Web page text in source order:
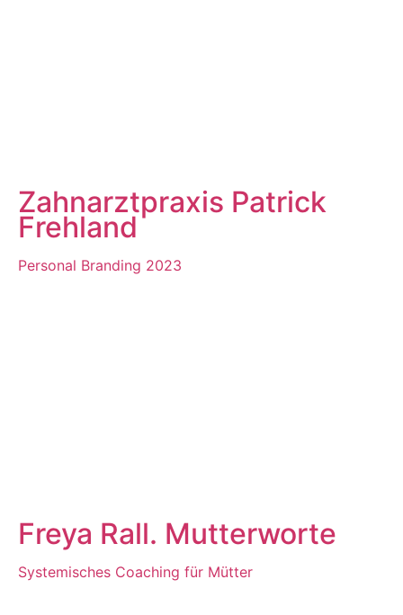
Zahnarztpraxis Patrick
Frehland
Personal Branding 2023
Freya Rall. Mutterworte
Systemisches Coaching für Mütter